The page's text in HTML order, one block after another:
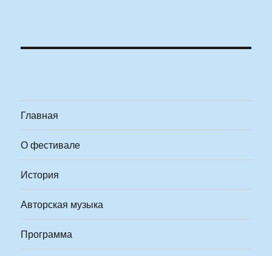
Главная
О фестивале
История
Авторская музыка
Программа